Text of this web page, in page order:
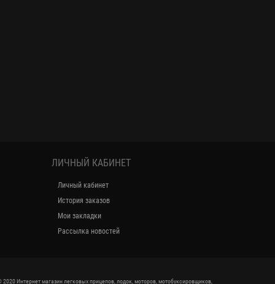
ЛИЧНЫЙ КАБИНЕТ
Личный кабинет
История заказов
Мои закладки
Рассылка новостей
2020 Интернет магазин легковых прицепов, лодок, моторов, мотобуксировщиков,